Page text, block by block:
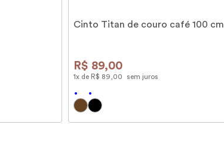
Cinto Titan de couro café 100 cm
R$ 89,00
1x de R$ 89 00 sem juros